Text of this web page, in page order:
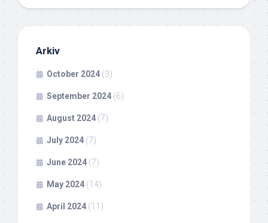
Arkiv
October 2024 (3)
September 2024 (6)
August 2024 (7)
July 2024 (7)
June 2024 (7)
May 2024 (14)
April 2024 (11)